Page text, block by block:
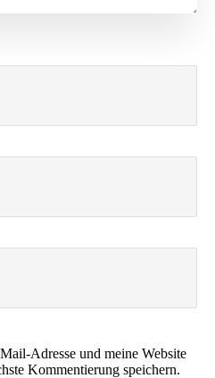
Adresse und meine Website
Kommentierung speichern.